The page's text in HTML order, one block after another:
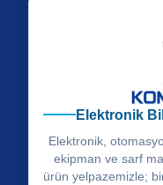
Elektronik
Elektronik,
ekipman ve sarf
ürün yelpazemizle;